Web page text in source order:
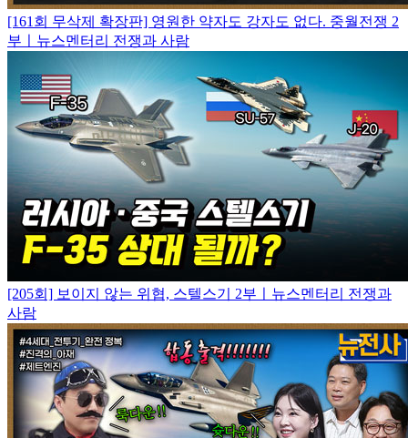
[161회 무삭제 확장판] 영원한 약자도 강자도 없다. 중월전쟁 2
부ㅣ뉴스멘터리 전쟁과 사람
[205회] 보이지 않는 위협, 스텔스기 2부ㅣ뉴스멘터리 전쟁과
사람